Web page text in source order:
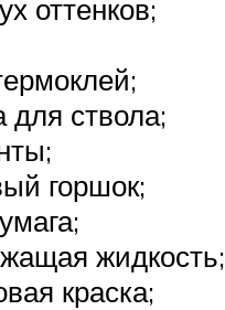
оттенков;
для ствола;
горшок;
жидкость;
краска;